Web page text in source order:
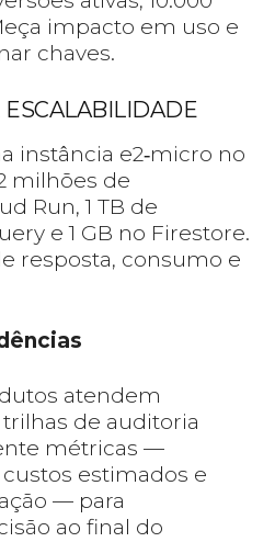
impacto em uso e
chaves.
instância e2‑micro no
milhões de
Run, 1 TB de
e 1 GB no Firestore.
resposta, consumo e
atendem
de auditoria
métricas —
estimados e
— para
ao final do